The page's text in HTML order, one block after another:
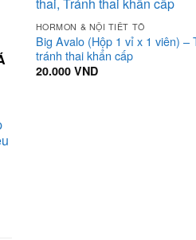
HORMON & NỘI TIẾT TỐ
Big Avalo (Hộp 1 vỉ x 1 viên) –
tránh thai khẩn cấp
20.000 VND